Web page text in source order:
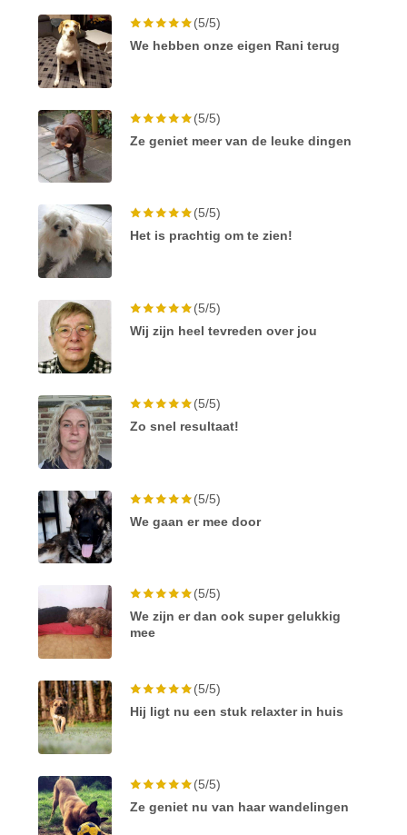
(5/5)
We hebben onze eigen Rani terug
(5/5)
Ze geniet meer van de leuke dingen
(5/5)
Het is prachtig om te zien!
(5/5)
Wij zijn heel tevreden over jou
(5/5)
Zo snel resultaat!
(5/5)
We gaan er mee door
(5/5)
We zijn er dan ook super gelukkig
mee
(5/5)
Hij ligt nu een stuk relaxter in huis
(5/5)
Ze geniet nu van haar wandelingen